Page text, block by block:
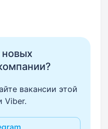
новых
вакансии этой
Viber.